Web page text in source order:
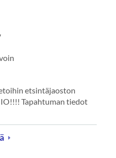
etsintäjaoston
Tapahtuman tiedot